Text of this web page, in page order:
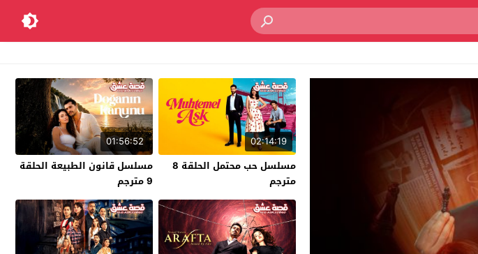
02:14:19
مسلسل حب محتمل الحلقة 8
مترجم
01:56:52
مسلسل قانون الطبيعة الحلقة
9 مترجم